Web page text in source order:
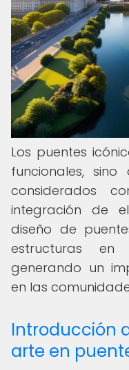
Los puentes
funcionales,
considerados
integración de
diseño de
estructuras
generando un
en las
Introducción
arte en